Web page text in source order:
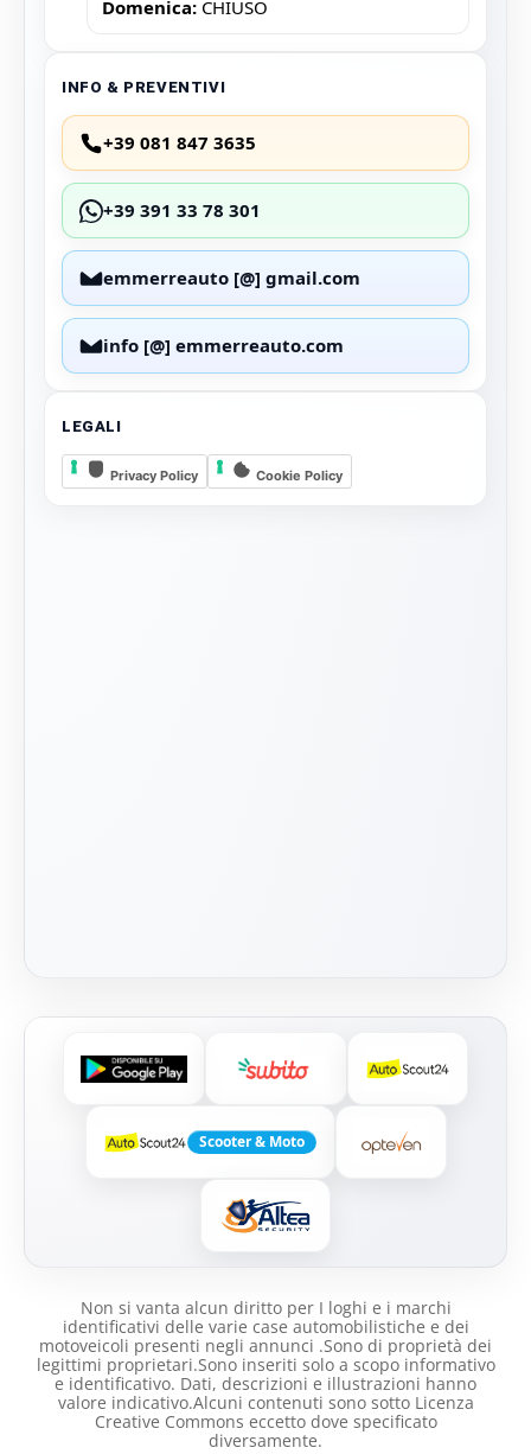
Domenica: CHIUSO
INFO & PREVENTIVI
+39 081 847 3635
+39 391 33 78 301
emmerreauto [@] gmail.com
info [@] emmerreauto.com
LEGALI
Privacy Policy Cookie Policy
Scooter & Moto
Non si vanta alcun diritto per I loghi e i marchi
identificativi delle varie case automobilistiche e dei
motoveicoli presenti negli annunci .Sono di proprietà dei
legittimi proprietari.Sono inseriti solo a scopo informativo
e identificativo. Dati, descrizioni e illustrazioni hanno
valore indicativo.Alcuni contenuti sono sotto Licenza
Creative Commons eccetto dove specificato
diversamente.